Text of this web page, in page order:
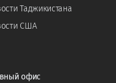
Таджикистана
США
офис